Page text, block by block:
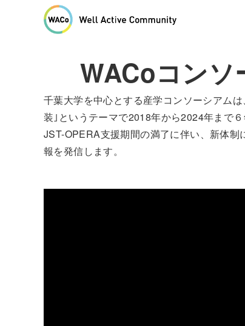
WACoコンソ
千葉大学を中心とする産学コンソーシアム
装｣というテーマで2018年から2024年まで
JST-OPERA支援期間の満了に伴い、新体
報を発信します。